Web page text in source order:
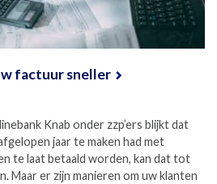
factuur sneller
Knab onder zzp’ers blijkt dat
jaar te maken had met
te laat betaald worden, kan dat tot
Maar er zijn manieren om uw klanten